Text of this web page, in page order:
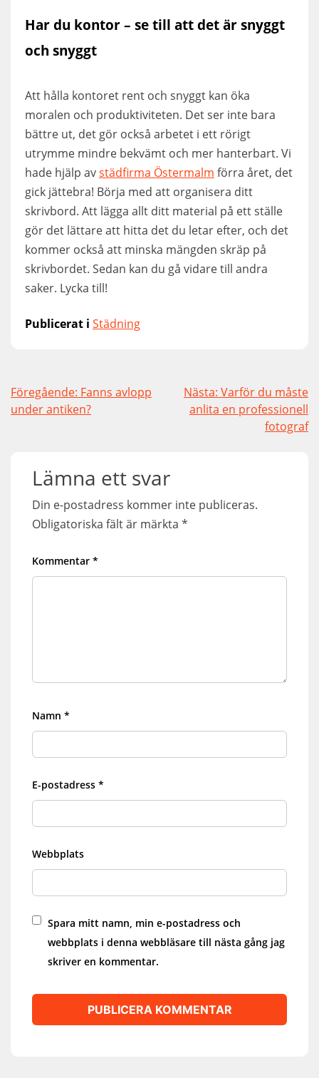
Har du kontor – se till att det är snyggt
och snyggt
Att hålla kontoret rent och snyggt kan öka
moralen och produktiviteten. Det ser inte bara
bättre ut, det gör också arbetet i ett rörigt
utrymme mindre bekvämt och mer hanterbart. Vi
hade hjälp avstädfirma Östermalm förra året, det
gick jättebra! Börja med att organisera ditt
skrivbord. Att lägga allt ditt material på ett ställe
gör det lättare att hitta det du letar efter, och det
kommer också att minska mängden skräp på
skrivbordet. Sedan kan du gå vidare till andra
saker. Lycka till!
Publicerat i Städning
Inläggsnavigering
Föregående: Fanns avlopp
under antiken?
Nästa: Varför du måste
anlita en professionell
fotograf
Lämna ett svar
Din e-postadress kommer inte publiceras.
Obligatoriska fält är märkta *
Kommentar *
Namn *
E-postadress *
Webbplats
Spara mitt namn, min e-postadress och
webbplats i denna webbläsare till nästa gång jag
skriver en kommentar.